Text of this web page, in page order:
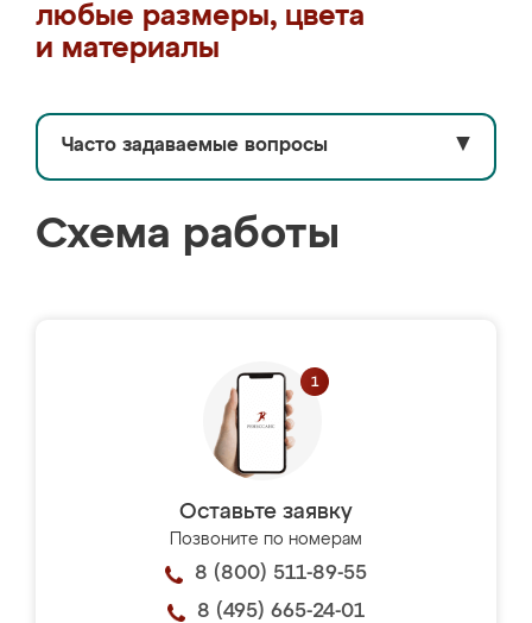
любые размеры, цвета
и материалы
Часто задаваемые вопросы ▼
Схема работы
Оставьте заявку
Позвоните по номерам
8 (800) 511-89-55
8 (495) 665-24-01